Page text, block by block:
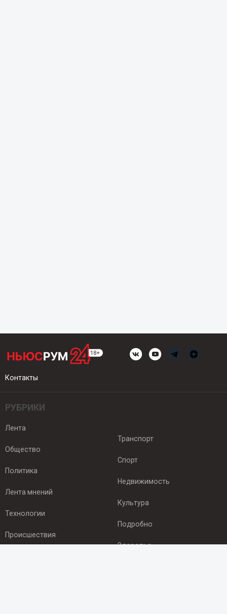
Контакты
РУБРИКИ
Лента
Общество
Политика
Лента мнений
Технологии
Происшествия
Транспорт
Спорт
Недвижимость
Культура
Подробно
Здоровье